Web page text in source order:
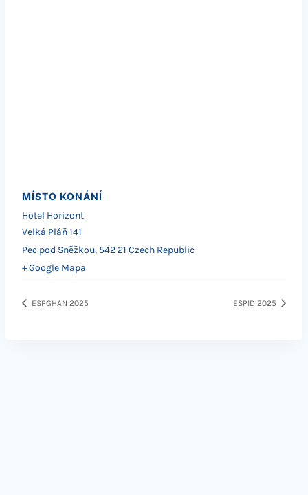
MÍSTO KONÁNÍ
Hotel Horizont
Velká Pláň 141
Pec pod Sněžkou, 542 21 Czech Republic
+ Google Mapa
ESPGHAN 2025 ESPID 2025